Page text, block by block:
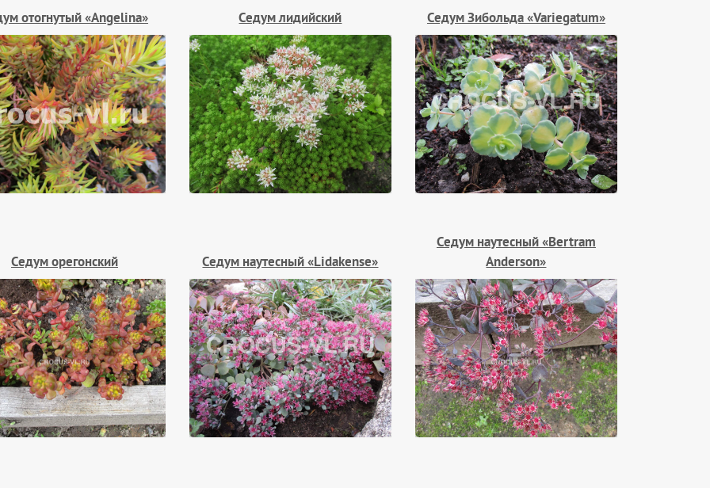
отогнутый «Angelina» Седум лидийский Седум Зибольда «Variegatum»
Седум орегонский Седум наутесный «Lidakense»
Седум наутесный «Bertram
Anderson»